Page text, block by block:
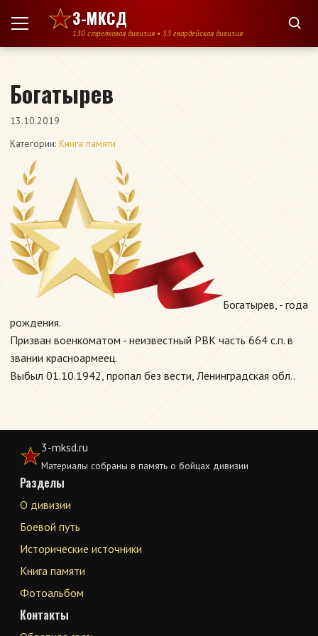
Перейти к содержимому
3-МКСД
130 стрелковая дивизия • 53 гвардейская дивизия
Богатырев
13.10.2019
Категории: Книга памяти
Богатырев, - года
рождения.
Призван военкоматом - неизвестный РВК часть 664 с.п. в
звании красноармеец.
Выбыл 01.10.1942, пропал без вести, Ленинградская обл..
3-mksd.ru
Материалы собраны в память о бойцах дивизии
Разделы
О дивизии
Боевой путь
Исторические источники
Книга памяти
Фотоальбом
Контакты